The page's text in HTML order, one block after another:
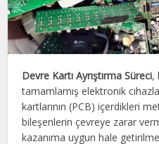
Devre Kartı Ayrıştırma Süreci,
tamamlamış elektronik
kartlarının (PCB) içerdikleri
bileşenlerin çevreye zarar
kazanıma uygun hale